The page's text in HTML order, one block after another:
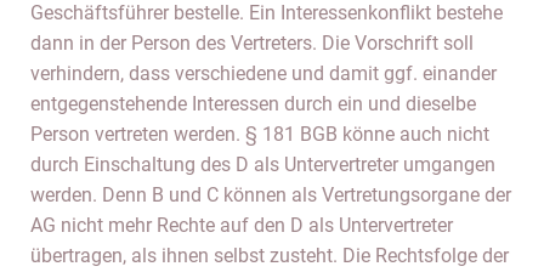
Geschäftsführer bestelle. Ein Interessenkonflikt bestehe
dann in der Person des Vertreters. Die Vorschrift soll
verhindern, dass verschiedene und damit ggf. einander
entgegenstehende Interessen durch ein und dieselbe
Person vertreten werden. § 181 BGB könne auch nicht
durch Einschaltung des D als Untervertreter umgangen
werden. Denn B und C können als Vertretungsorgane der
AG nicht mehr Rechte auf den D als Untervertreter
übertragen, als ihnen selbst zusteht. Die Rechtsfolge der